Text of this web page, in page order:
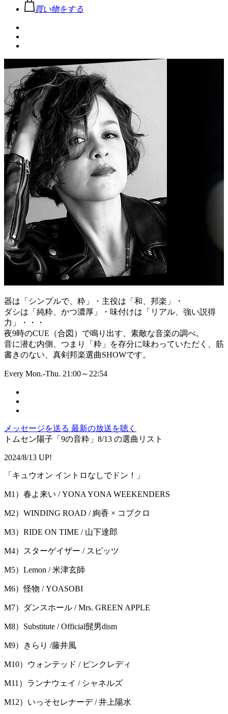
買い物をする
器は「シンプルで、粋」・主役は「和、邦楽」・
ダシは「純粋、かつ濃厚」・味付けは「リアル、強い説得
力」・・・
夜9時のCUE（合図）で鳴り出す、素敵な音楽の調べ。
音に潜む内側、つまり「粋」を存分に味わっていただく、筋
書きのない、真剣邦楽選曲SHOWです。
Every Mon.-Thu. 21:00～22:54
メッセージを送る 最新の放送を聴く
トムセン陽子「9の音粋」8/13 の選曲リスト
2024/8/13 UP!
「キュウオン イントロなしでドン！」
M1）春よ来い / YONA YONA WEEKENDERS
M2）WINDING ROAD / 絢香 × コブクロ
M3）RIDE ON TIME / 山下達郎
M4）スターゲイザー / スピッツ
M5）Lemon / 米津玄師
M6）怪物 / YOASOBI
M7）ダンスホール / Mrs. GREEN APPLE
M8）Substitute / Official髭男dism
M9）きらり /藤井風
M10）ウォンテッド / ピンクレディ
M11）ランナウェイ / シャネルズ
M12）いっそセレナーデ / 井上陽水